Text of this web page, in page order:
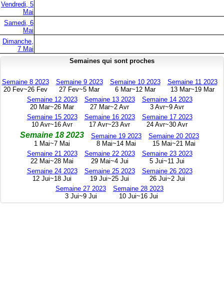
Vendredi, 5
Mai
Samedi, 6
Mai
Dimanche,
7 Mai
Semaines qui sont proches
Semaine 8 2023
20 Fev~26 Fev
Semaine 9 2023
27 Fev~5 Mar
Semaine 10 2023
6 Mar~12 Mar
Semaine 11 2023
13 Mar~19 Mar
Semaine 12 2023
20 Mar~26 Mar
Semaine 13 2023
27 Mar~2 Avr
Semaine 14 2023
3 Avr~9 Avr
Semaine 15 2023
10 Avr~16 Avr
Semaine 16 2023
17 Avr~23 Avr
Semaine 17 2023
24 Avr~30 Avr
Semaine 18 2023
1 Mai~7 Mai
Semaine 19 2023
8 Mai~14 Mai
Semaine 20 2023
15 Mai~21 Mai
Semaine 21 2023
22 Mai~28 Mai
Semaine 22 2023
29 Mai~4 Jui
Semaine 23 2023
5 Jui~11 Jui
Semaine 24 2023
12 Jui~18 Jui
Semaine 25 2023
19 Jui~25 Jui
Semaine 26 2023
26 Jui~2 Jui
Semaine 27 2023
3 Jui~9 Jui
Semaine 28 2023
10 Jui~16 Jui